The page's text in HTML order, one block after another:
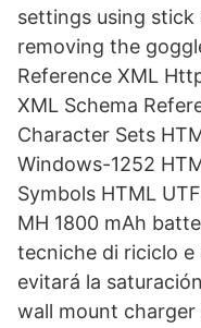
settings using
removing the
Reference XML
XML Schema
Character Sets
Windows-1252
Symbols HTML
MH 1800 mAh
tecniche di riciclo
evitará la
wall mount charger